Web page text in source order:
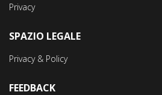
Privacy
SPAZIO LEGALE
Privacy & Policy
FEEDBACK